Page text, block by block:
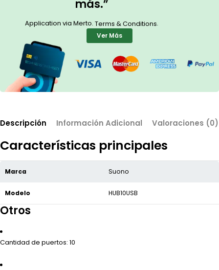
más.”
Application via Merto. Terms & Conditions.
Ver Más
Descripción Información Adicional Valoraciones (0)
Características principales
Marca Suono
Modelo HUB10USB
Otros
Cantidad de puertos: 10